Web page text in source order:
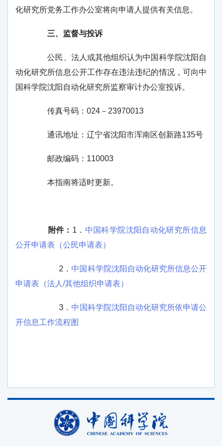
化研究所党务工作办公室将向申请人提供有关信息。
三、监督与投诉
公民、法人或其他组织认为中国科学院沈阳自
动化研究所信息公开工作存在违法违纪的情况，可向中
国科学院沈阳自动化研究所监察审计办公室投诉。
传真号码： 024 － 23970013
通讯地址：辽宁省沈阳市浑南区创新路135号
邮政编码： 110003
本指南将适时更新。
附件： 1 ． 中国科学院沈阳自动化研究所信息
公开申请表（公民申请表）
2 ． 中国科学院沈阳自动化研究所信息公开
申请表（法人/其他组织申请表）
3 ． 中国科学院沈阳自动化研究所依申请公
开信息工作流程图